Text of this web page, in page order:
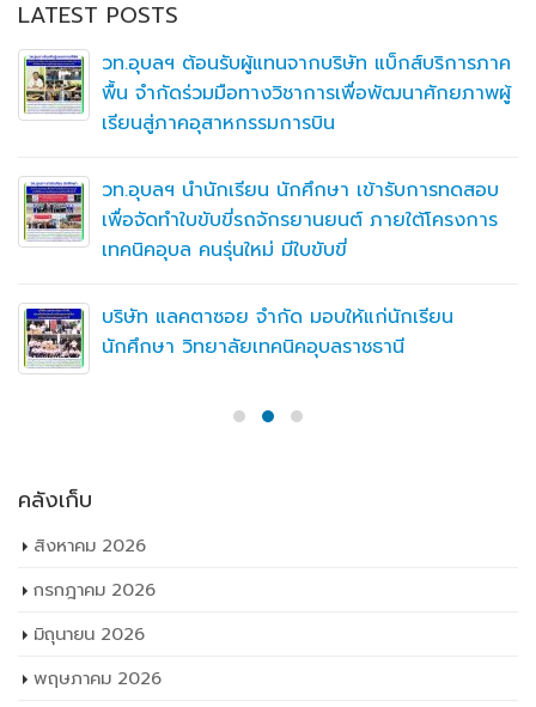
LATEST POSTS
วท.อุบลฯ ต้อนรับผู้แทนจากบริษัท แบ็กส์บริการภาค
พื้น จำกัดร่วมมือทางวิชาการเพื่อพัฒนาศักยภาพผู้
เรียนสู่ภาคอุสาหกรรมการบิน
วท.อุบลฯ นำนักเรียน นักศึกษา เข้ารับการทดสอบ
เพื่อจัดทำใบขับขี่รถจักรยานยนต์ ภายใต้โครงการ
เทคนิคอุบล คนรุ่นใหม่ มีใบขับขี่
บริษัท แลคตาซอย จำกัด มอบให้แก่นักเรียน
นักศึกษา วิทยาลัยเทคนิคอุบลราชธานี
คลังเก็บ
สิงหาคม 2026
กรกฎาคม 2026
มิถุนายน 2026
พฤษภาคม 2026